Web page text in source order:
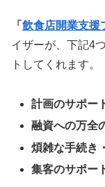
「 飲食店開業支援
イザーが、下記4
トしてくれます。
計画のサポー
融資への万全
煩雑な手続き
集客のサポー